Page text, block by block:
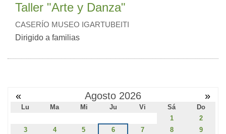
Taller "Arte y Danza"
CASERÍO MUSEO IGARTUBEITI
Dirigido a familias
« Agosto 2026 »
Lu Ma Mi Ju Vi Sá
Do
1
2
3
4 5 6 7 8
9